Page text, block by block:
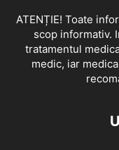
ATENȚIE! Toate
scop informativ.
tratamentul
medic, iar